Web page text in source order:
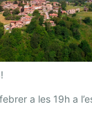
a les 19h a